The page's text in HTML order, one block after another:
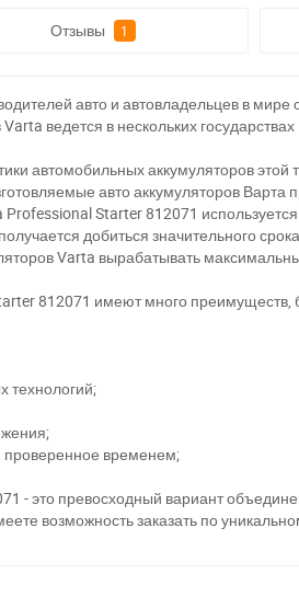
Отзывы 1
авто и автовладельцев в
ведется в нескольких
автомобильных аккумуляторов
авто аккумуляторов
Starter 812071
добиться значительного
Varta вырабатывать
812071 имеют много преимуществ,
технологий;
проверенное временем;
это превосходный вариант
возможность заказать по